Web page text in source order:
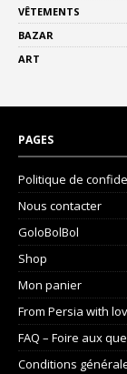
VÊTEMENTS
BAZAR
ART
PAGES
Politique de
Nous contacter
GoloBolBol
Shop
Mon panier
From Persia with
FAQ – Foire aux
Conditions